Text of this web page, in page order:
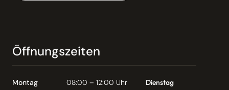
Öffnungszeiten
Montag 08:00 – 12:00 Uhr
Dienstag